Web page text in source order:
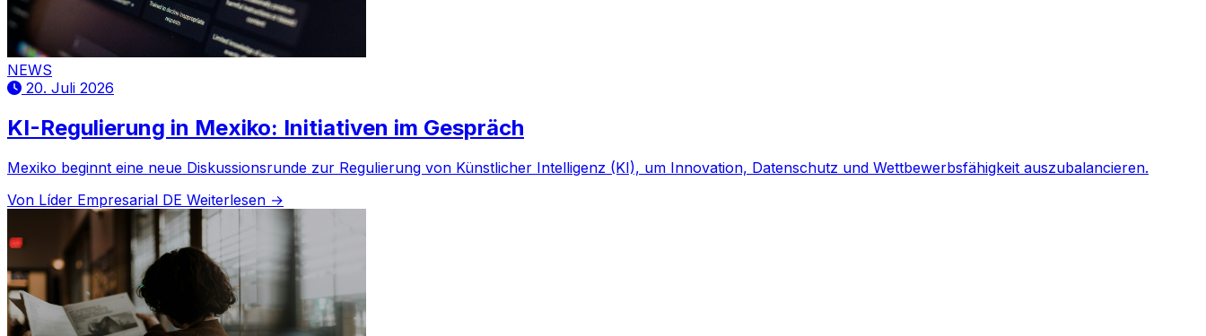
NEWS
20. Juli 2026
KI-Regulierung in Mexiko: Initiativen im Gespräch
Mexiko beginnt eine neue Diskussionsrunde zur Regulierung von Künstlicher Intelligenz (KI), um Innovation, Datenschutz und Wettbewerbsfähigkeit auszubalancieren.
Von Líder Empresarial DE Weiterlesen →